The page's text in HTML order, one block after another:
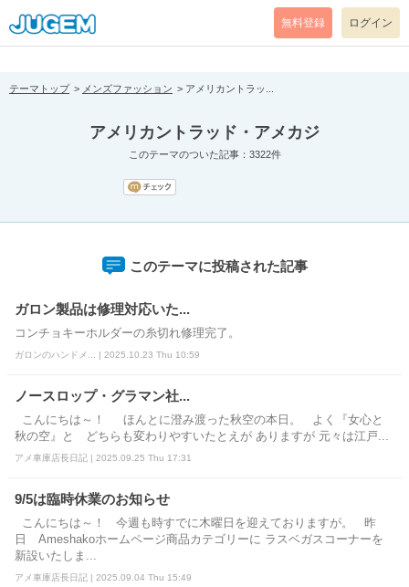
[pear_error: message="Success" code=0 mode=return level=notice
prefix="" info=""]
無料登録 ログイン
テーマトップ メンズファッション アメリカントラッ...
アメリカントラッド・アメカジ
このテーマのついた記事：3322件
このテーマに投稿された記事
ガロン製品は修理対応いた...
コンチョキーホルダーの糸切れ修理完了。
ガロンのハンドメ... | 2025.10.23 Thu 10:59
ノースロップ・グラマン社...
こんにちは～！ ほんとに澄み渡った秋空の本日。 よく『女心と
秋の空』と どちらも変わりやすいたとえが ありますが 元々は江戸...
アメ車庫店長日記 | 2025.09.25 Thu 17:31
9/5は臨時休業のお知らせ
こんにちは～！ 今週も時すでに木曜日を迎えておりますが。 昨
日 Ameshakoホームページ商品カテゴリーに ラスベガスコーナーを
新設いたしま...
アメ車庫店長日記 | 2025.09.04 Thu 15:49